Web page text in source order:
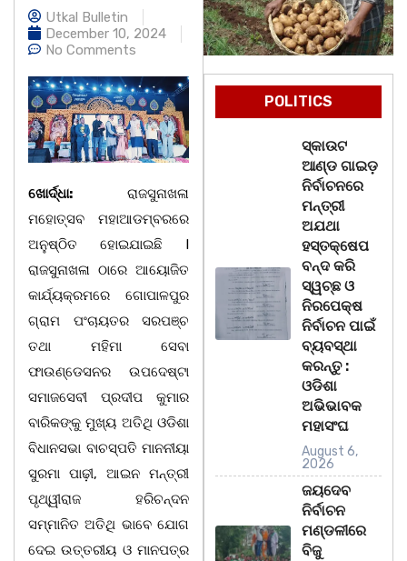
Utkal Bulletin
December 10, 2024
No Comments
ଖୋର୍ଦ୍ଧା: ରାଜସୁନାଖଳା
ମହୋତ୍ସବ ମହାଆଡମ୍ବରରେ
ଅନୁଷ୍ଠିତ ହୋଇଯାଇଛି I
ରାଜସୁନାଖଳା ଠାରେ ଆୟୋଜିତ
କାର୍ଯ୍ୟକ୍ରମରେ ଗୋପାଳପୁର
ଗ୍ରାମ ପଂଚାୟତର ସରପଞ୍ଚ
ତଥା ମହିମା ସେବା
ଫାଉଣ୍ଡେସନର ଉପଦେଷ୍ଟା
ସମାଜସେବୀ ପ୍ରଦୀପ କୁମାର
ବାରିକଙ୍କୁ ମୁଖ୍ୟ ଅତିଥି ଓଡିଶା
ବିଧାନସଭା ବାଚସ୍ପତି ମାନନୀୟା
ସୁରମା ପାଢ଼ୀ, ଆଇନ ମନ୍ତ୍ରୀ
ପୃଥ୍ୱୀରାଜ ହରିଚନ୍ଦନ
ସମ୍ମାନିତ ଅତିଥି ଭାବେ ଯୋଗ
ଦେଇ ଉତ୍ତରୀୟ ଓ ମାନପତ୍ର
POLITICS
ସ୍କାଉଟ
ଆଣ୍ଡ ଗାଇଡ଼
ନିର୍ବାଚନରେ
ମନ୍ତ୍ରୀ
ଅଯଥା
ହସ୍ତକ୍ଷେପ
ବନ୍ଦ କରି
ସ୍ୱଚ୍ଛ ଓ
ନିରପେକ୍ଷ
ନିର୍ବାଚନ ପାଇଁ
ବ୍ୟବସ୍ଥା
କରନ୍ତୁ :
ଓଡିଶା
ଅଭିଭାବକ
ମହାସଂଘ
August 6,
2026
ଜୟଦେବ
ନିର୍ବାଚନ
ମଣ୍ଡଳୀରେ
ବିଜୁ